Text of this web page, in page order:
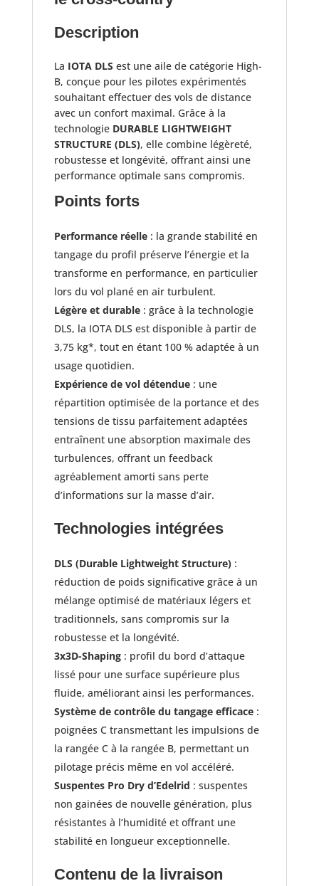
Description
La IOTA DLS est une aile de catégorie High-
B, conçue pour les pilotes expérimentés
souhaitant effectuer des vols de distance
avec un confort maximal. Grâce à la
technologie DURABLE LIGHTWEIGHT
STRUCTURE (DLS), elle combine légèreté,
robustesse et longévité, offrant ainsi une
performance optimale sans compromis.​
Points forts
Performance réelle: la grande stabilité en
tangage du profil préserve l’énergie et la
transforme en performance, en particulier
lors du vol plané en air turbulent.
Légère et durable: grâce à la technologie
DLS, la IOTA DLS est disponible à partir de
3,75 kg*, tout en étant 100 % adaptée à un
usage quotidien.
Expérience de vol détendue: une
répartition optimisée de la portance et des
tensions de tissu parfaitement adaptées
entraînent une absorption maximale des
turbulences, offrant un feedback
agréablement amorti sans perte
d’informations sur la masse d’air.​
Technologies intégrées
DLS (Durable Lightweight Structure):
réduction de poids significative grâce à un
mélange optimisé de matériaux légers et
traditionnels, sans compromis sur la
robustesse et la longévité.
3x3D-Shaping: profil du bord d’attaque
lissé pour une surface supérieure plus
fluide, améliorant ainsi les performances.
Système de contrôle du tangage efficace:
poignées C transmettant les impulsions de
la rangée C à la rangée B, permettant un
pilotage précis même en vol accéléré.
Suspentes Pro Dry d’Edelrid : suspentes
non gainées de nouvelle génération, plus
résistantes à l’humidité et offrant une
stabilité en longueur exceptionnelle.​
Contenu de la livraison